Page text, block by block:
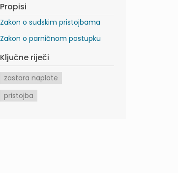
Propisi
Zakon o sudskim pristojbama
Zakon o parničnom postupku
Ključne riječi
zastara naplate
pristojba